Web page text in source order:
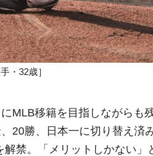
・32歳］
MLB移籍を目指しながらも
20勝、日本一に切り替え済
解禁。「メリットしかない